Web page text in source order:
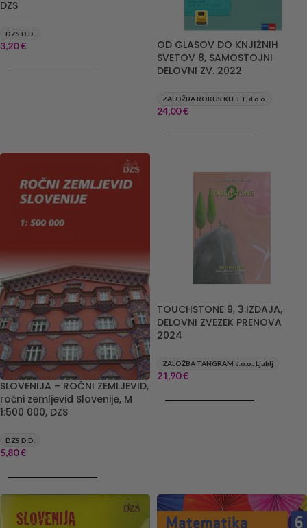
DZS
DZS D.D.
3,20€
OD GLASOV DO KNJIŽNIH
SVETOV 8, SAMOSTOJNI
DELOVNI ZV. 2022
ZALOŽBA ROKUS KLETT, d.o.o.
24,00€
SLOVENIJA – ROČNI ZEMLJEVID,
ročni zemljevid Slovenije, M
1:500 000, DZS
DZS D.D.
5,80€
TOUCHSTONE 9, 3.IZDAJA,
DELOVNI ZVEZEK PRENOVA
2024
ZALOŽBA TANGRAM d.o.o., Ljublj
21,90€